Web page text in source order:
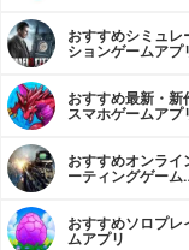
おすすめシミュレ
ションゲームアプ
おすすめ最新・新
スマホゲームアプ
おすすめオンライ
ーティングゲーム
おすすめソロプレ
ムアプリ